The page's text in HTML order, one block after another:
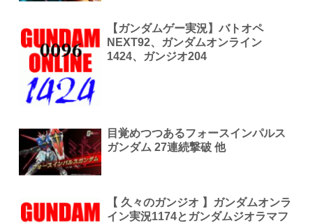
【ガンダムゲー実況】バトオペ
NEXT92、ガンダムオンライン
1424、ガンジオ204
目覚めつつあるフォースインパルス
ガンダム 27連続撃破 他
【 久々のガンジオ 】ガンダムオンラ
イン実況1174とガンダムジオラマフ